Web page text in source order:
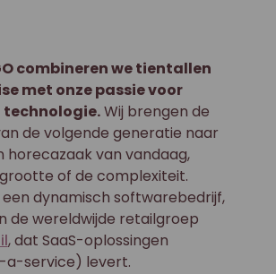
combineren we tientallen
met onze passie voor
Wij brengen de
de volgende generatie naar
horecazaak van vandaag,
of de complexiteit.
een dynamisch softwarebedrijf,
de wereldwijde retailgroep
, dat SaaS-oplossingen
service) levert.